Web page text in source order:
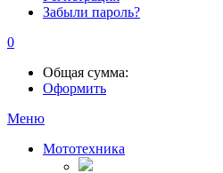
Забыли пароль?
0
Общая сумма:
Оформить
Меню
Мототехника